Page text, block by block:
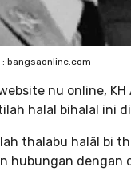
bangsaonline.com
nu online,
halal bihalal ini
thalabu halâl bi
hubungan dengan